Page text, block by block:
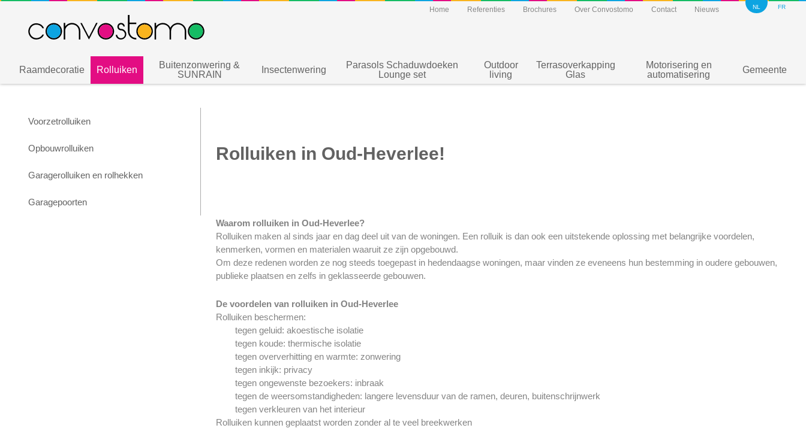
Home Referenties Brochures Over Convostomo Contact Nieuws NL FR
Raamdecoratie Rolluiken
Buitenzonwering &
SUNRAIN
Insectenwering
Parasols Schaduwdoeken
Lounge set
Outdoor
living
Terrasoverkapping
Glas
Motorisering en
automatisering
Gemeente
Voorzetrolluiken
Opbouwrolluiken
Garagerolluiken en rolhekken
Garagepoorten
Rolluiken in Oud-Heverlee!
Waarom rolluiken in Oud-Heverlee?
Rolluiken maken al sinds jaar en dag deel uit van de woningen. Een rolluik is dan ook een uitstekende oplossing met belangrijke voordelen,
kenmerken, vormen en materialen waaruit ze zijn opgebouwd.
Om deze redenen worden ze nog steeds toegepast in hedendaagse woningen, maar vinden ze eveneens hun bestemming in oudere gebouwen,
publieke plaatsen en zelfs in geklasseerde gebouwen.
De voordelen van rolluiken in Oud-Heverlee
Rolluiken beschermen:
tegen geluid: akoestische isolatie
tegen koude: thermische isolatie
tegen oververhitting en warmte: zonwering
tegen inkijk: privacy
tegen ongewenste bezoekers: inbraak
tegen de weersomstandigheden: langere levensduur van de ramen, deuren, buitenschrijnwerk
tegen verkleuren van het interieur
Rolluiken kunnen geplaatst worden zonder al te veel breekwerken